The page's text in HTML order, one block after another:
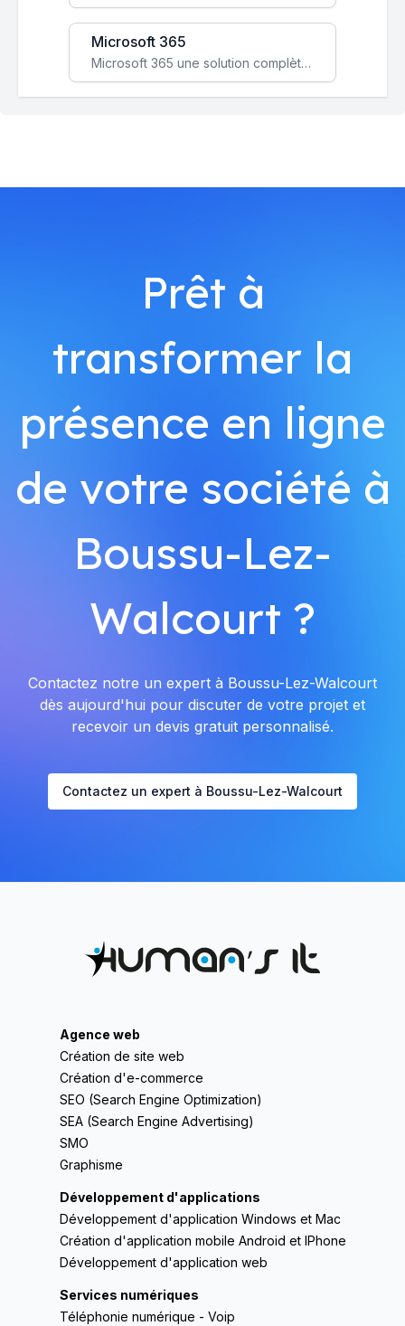
Microsoft 365
Microsoft 365 une solution complète qui booste votre productivité, renforce la sécurité de vos données et facilite la collaboration.
Prêt à
transformer la
présence en ligne
de votre société à
Boussu-Lez-
Walcourt ?
Contactez notre un expert à Boussu-Lez-Walcourt
dès aujourd'hui pour discuter de votre projet et
recevoir un devis gratuit personnalisé.
Contactez un expert à Boussu-Lez-Walcourt
Agence web
Création de site web
Création d'e-commerce
SEO (Search Engine Optimization)
SEA (Search Engine Advertising)
SMO
Graphisme
Développement d'applications
Développement d'application Windows et Mac
Création d'application mobile Android et IPhone
Développement d'application web
Services numériques
Téléphonie numérique - Voip